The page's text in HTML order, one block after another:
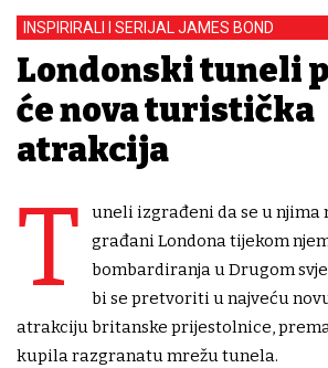
INSPIRIRALI I SERIJAL JAMES BOND
Londonski tuneli
će nova turistička
atrakcija
T
uneli izgrađeni da se u
građani Londona tijekom
bombardiranja u Drugom
bi se pretvoriti u najveću
atrakciju britanske prijestolnice,
kupila razgranatu mrežu tunela.